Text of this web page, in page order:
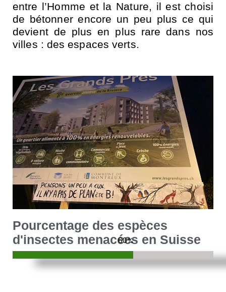
entre l’Homme et la Nature, il est choisi
de bétonner encore un peu plus ce qui
devient de plus en plus rare dans nos
villes : des espaces verts.
Pourcentage des espèces
d'insectes menacées en Suisse
60%